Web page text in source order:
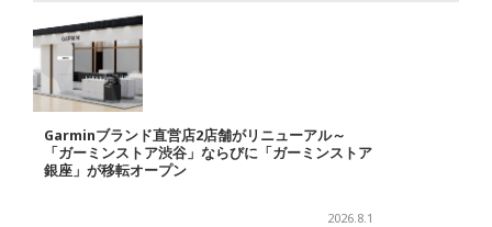
Garminブランド直営店2店舗がリニューアル～
「ガーミンストア渋谷」ならびに「ガーミンストア
銀座」が移転オープン
2026.8.1